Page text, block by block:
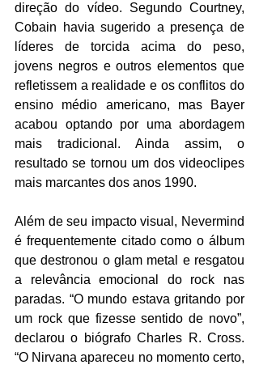
direção do vídeo. Segundo Courtney,
Cobain havia sugerido a presença de
líderes de torcida acima do peso,
jovens negros e outros elementos que
refletissem a realidade e os conflitos do
ensino médio americano, mas Bayer
acabou optando por uma abordagem
mais tradicional. Ainda assim, o
resultado se tornou um dos videoclipes
mais marcantes dos anos 1990.
Além de seu impacto visual, Nevermind
é frequentemente citado como o álbum
que destronou o glam metal e resgatou
a relevância emocional do rock nas
paradas. “O mundo estava gritando por
um rock que fizesse sentido de novo”,
declarou o biógrafo Charles R. Cross.
“O Nirvana apareceu no momento certo,